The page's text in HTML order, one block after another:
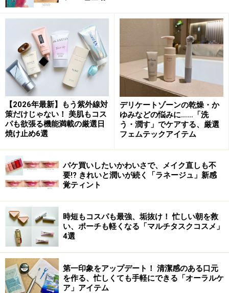
トレンドカラーを取り入れ、これまでのコンビニコスメ
にはなかった商品がラインナップしています。ちなみ
に、sopoはフィンランド語で「かわいい」を意味してい
るそう。
「ひとくちだけ、 試してみたい、 色がある」のキャッチ
コピーには、 お菓子をつまむ感覚で、 気軽にトレンドに
トライしてほしいという願いが込められています。
アイテムは、マスク生活でも楽しむことができる全3種
類。眉マスカラとペンシルとチップが1本になった
イブロー」、お財布にやさしい「アイライナー」、 コン
パクトサイズの「マスカラ」
こんなの欲しかった！が全部詰まった「ア
イブロー」
【2026年最新】もう紫外線対
策だけじゃない！ 美肌もコス
パも欲張る機能満載の厳選日
焼け止め6選
デリケートゾーンの乾燥・か
ゆみなどの悩みに……「洗
う・潤す」でケアする、厳選
フェムテックアイテム
パケ買いしたいかわいさで、メイク直しも不
要!? きれいと潤いが続く「ラネージュ」新感
覚ティント
時短もコスパも最強、垢抜け！ 忙しい朝を救
い、ポーチも軽くなる「マルチタスクコスメ」
4選
第一印象をアップデート！ 清潔感のある口元
を作る、忙しくても手軽にできる「オーラルケ
ア」アイテム